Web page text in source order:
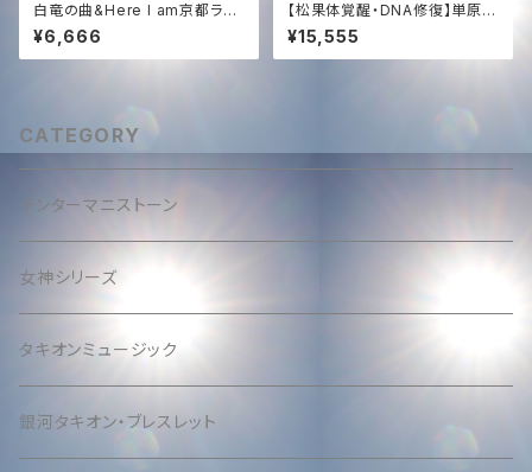
白竜の曲&Here I am京都ライ
ブ音源&スタジオ録音4曲入りC
D又はWAV音源✨Solara&NO
GI声入り✨
¥6,666
【松果体覚醒・DNA修復】単原子
ゴールド AquAurum｜Light
Mandalas社製 ＋ 聖なる光の
調律
¥15,555
CATEGORY
チンターマニストーン
女神シリーズ
タキオンミュージック
銀河タキオン・ブレスレット